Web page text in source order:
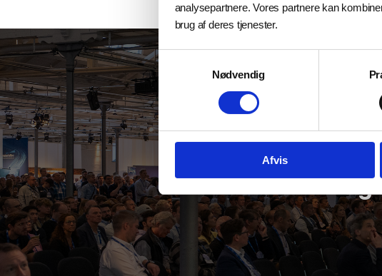
analysepartnere. Vores partnere kan
brug af deres tjenester.
Samtykkevalg
Nødvendig
Afvis
Er jeres
Og